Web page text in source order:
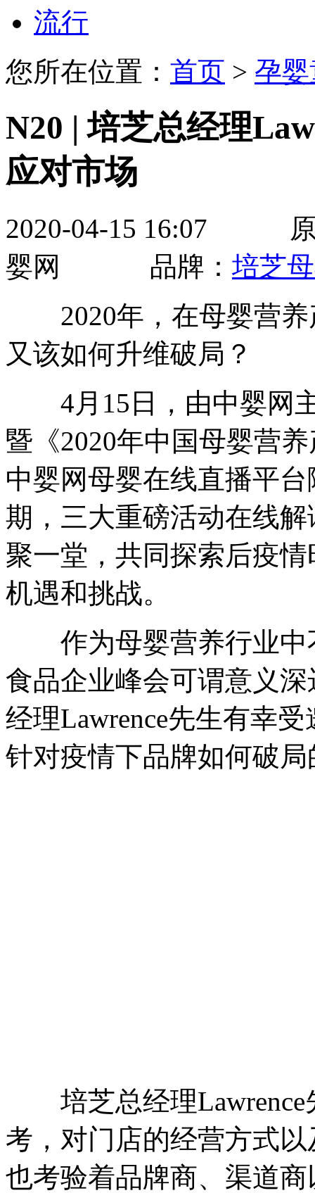
流行
您所在位置： 首页 > 孕
N20 | 培芝总经理
应对市场
2020-04-15 16:07 原
婴网 品牌： 培芝
2020年，在母婴营养
又该如何升维破局？
4月15日，由中婴网主
暨《2020年中国母婴营
中婴网母婴在线直播平
期，三大重磅活动在线
聚一堂，共同探索后疫
机遇和挑战。
作为母婴营养行业中
食品企业峰会可谓意义
经理Lawrence先生有幸
针对疫情下品牌如何破
培芝总经理Lawrence
考，对门店的经营方式
也考验着品牌商、渠道